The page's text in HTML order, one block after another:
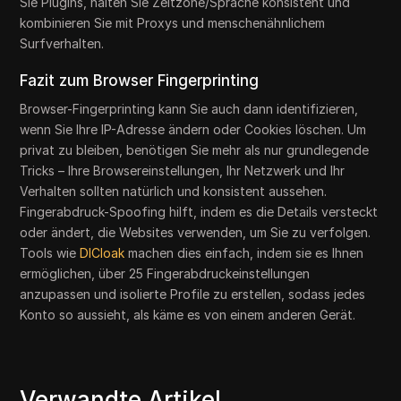
kombinieren Sie mit Proxys und menschenähnlichem
Surfverhalten.
Fazit zum Browser Fingerprinting
Browser-Fingerprinting kann Sie auch dann identifizieren,
wenn Sie Ihre IP-Adresse ändern oder Cookies löschen. Um
privat zu bleiben, benötigen Sie mehr als nur grundlegende
Tricks – Ihre Browsereinstellungen, Ihr Netzwerk und Ihr
Verhalten sollten natürlich und konsistent aussehen.
Fingerabdruck-Spoofing hilft, indem es die Details versteckt
oder ändert, die Websites verwenden, um Sie zu verfolgen.
Tools wieDICloak machen dies einfach, indem sie es Ihnen
ermöglichen, über 25 Fingerabdruckeinstellungen
anzupassen und isolierte Profile zu erstellen, sodass jedes
Konto so aussieht, als käme es von einem anderen Gerät.